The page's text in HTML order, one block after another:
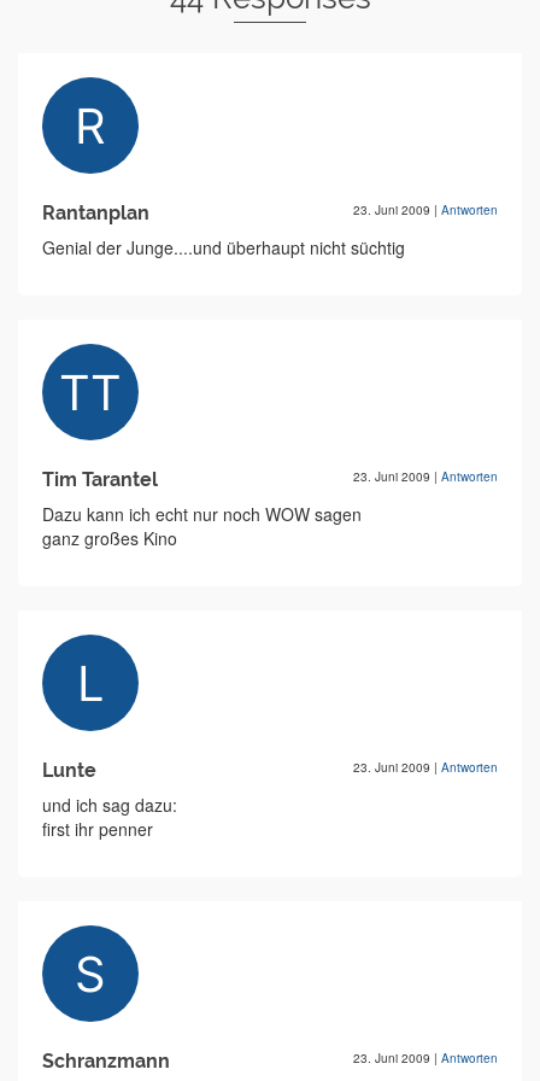
Rantanplan 23. Juni 2009 | Antworten
Genial der Junge....und überhaupt nicht süchtig
Tim Tarantel 23. Juni 2009 | Antworten
Dazu kann ich echt nur noch WOW sagen
ganz großes Kino
Lunte 23. Juni 2009 | Antworten
und ich sag dazu:
first ihr penner
Schranzmann 23. Juni 2009 | Antworten